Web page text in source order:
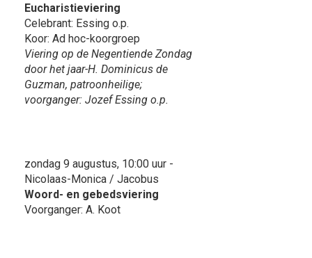
Eucharistieviering
Celebrant: Essing o.p.
Koor: Ad hoc-koorgroep
Viering op de Negentiende Zondag
door het jaar-H. Dominicus de
Guzman, patroonheilige;
voorganger: Jozef Essing o.p.
zondag 9 augustus, 10:00 uur -
Nicolaas-Monica / Jacobus
Woord- en gebedsviering
Voorganger: A. Koot